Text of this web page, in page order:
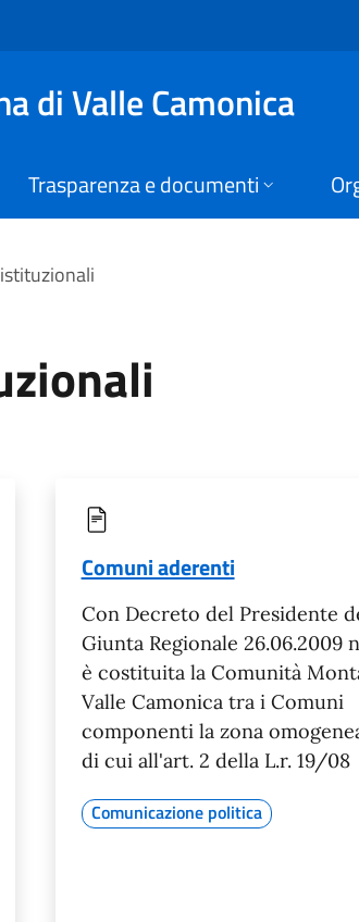
|
di Valle Camonica
Trasparenza e documenti
Comuni aderenti
Con Decreto del Presidente
Giunta Regionale 26.06.2009
è costituita la Comunità
Valle Camonica tra i Comuni
componenti la zona
di cui all'art. 2 della L.r. 19/08
Comunicazione politica